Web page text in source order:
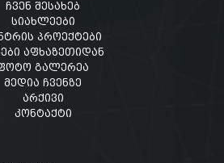
ჩვენ შესახებ
სიახლეები
პროექტები
აფხაზეთიდან
გალერეა
მედია ჩვენზე
არქივი
კონტაქტი